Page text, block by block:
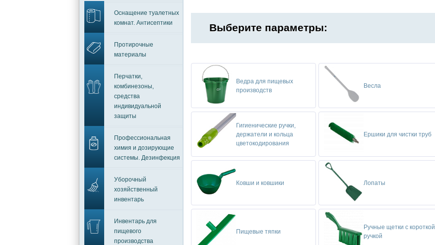
Оснащение туалетных
комнат. Антисептики
Протирочные
материалы
Перчатки,
комбинезоны,
средства
индивидуальной
защиты
Профессиональная
химия и дозирующие
системы. Дезинфекция
Уборочный
хозяйственный
инвентарь
Инвентарь для
пищевого
производства
Выберите параметры:
Ведра для пищевых
производств
Весла
Гигиенические ручки,
держатели и кольца
цветокодирования
Ершики для чистки труб
Ковши и ковшики Лопаты
Пищевые тяпки
Ручные щетки с короткой
ручкой